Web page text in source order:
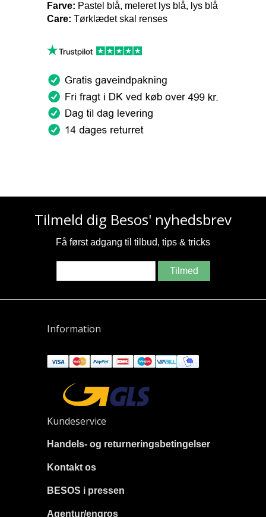
Farve: Pastel blå, meleret lys blå, lys blå
Care: Tørklædet skal renses
Tilmeld dig Besos' nyhedsbrev
Få først adgang til tilbud, tips & tricks
Tilmed
Information
Kundeservice
Handels- og returneringsbetingelser
Kontakt os
BESOS i pressen
Agentur/engros